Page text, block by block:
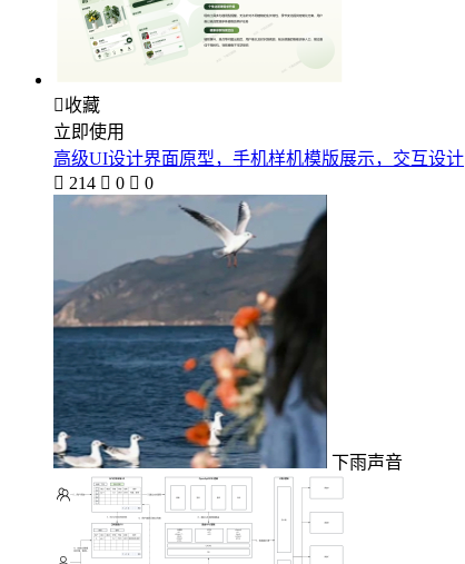
收藏
立即使用
高级UI设计界面原型，手机样机模版展示，交互设计
 214  0  0
下雨声音